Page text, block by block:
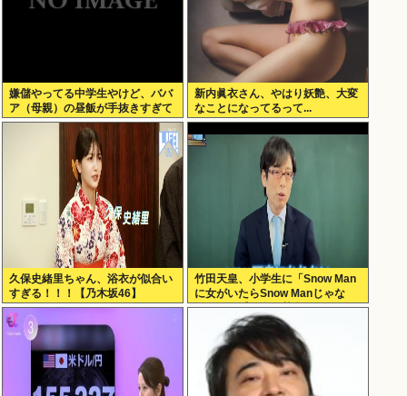
嫌儲やってる中学生やけど、ババ
ア（母親）の昼飯が手抜きすぎて
キレそう
新内眞衣さん、やはり妖艶、大変
なことになってるって...
久保史緒里ちゃん、浴衣が似合い
すぎる！！！【乃木坂46】
竹田天皇、小学生に「Snow Man
に女がいたらSnow Manじゃな
い」で男系天皇を熱弁www